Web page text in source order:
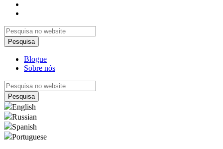
Blogue
Sobre nós
English
Russian
Spanish
Portuguese